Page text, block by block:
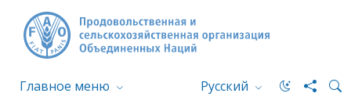
Главное меню Русский